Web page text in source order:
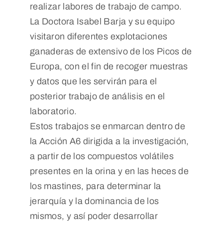
realizar labores de trabajo de campo.
La Doctora Isabel Barja y su equipo
visitaron diferentes explotaciones
ganaderas de extensivo de los Picos de
Europa, con el fin de recoger muestras
y datos que les servirán para el
posterior trabajo de análisis en el
laboratorio.
Estos trabajos se enmarcan dentro de
la Acción A6 dirigida a la investigación,
a partir de los compuestos volátiles
presentes en la orina y en las heces de
los mastines, para determinar la
jerarquía y la dominancia de los
mismos, y así poder desarrollar